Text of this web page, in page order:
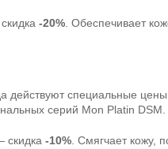
-20% . Обеспечивает
специальные
серий Mon Platin DSM.
скидка -10% . Смягчает